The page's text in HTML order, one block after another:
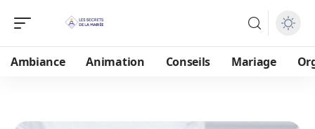
Ambiance Animation Conseils Mariage